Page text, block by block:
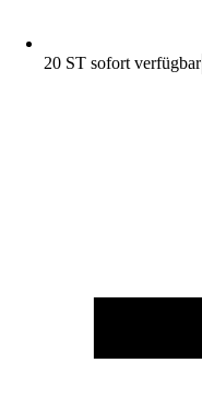
20 ST sofort verfügbar